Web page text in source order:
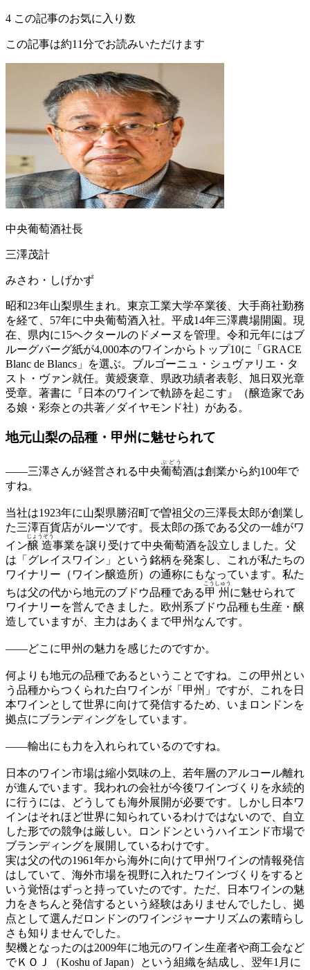
4 この記事のお気に入り数
この記事は約11分でお読みいただけます
中央葡萄酒社長
三澤茂計
みさわ・しげかず
昭和23年山梨県生まれ。東京工業大学卒業後、大手商社勤務
を経て、57年に中央葡萄酒入社。平成14年三澤農場開園。現
在、県内に15ヘクタールのドメーヌを管理。令和元年にはブ
ルーグバーグ紙が4,000本のワインからトップ10に「GRACE
Blanc de Blancs」を選ぶ。ブルゴーニュ・シュヴァリエ・タ
スト・ヴァン就任。黄綬褒章、県政功績者表彰、旭日双光章
受章。著書に『日本のワインで軌跡を起こす』（醸造家であ
る娘・彩奈との共著／ダイヤモンド社）がある。
地元山梨の品種・甲州に魅せられて
——三澤さんが経営される中央葡萄
ぶどう
酒は創業から約100年で
すね。
当社は1923年に山梨県勝沼町で曽祖父の三澤長太郎が創業し
た三澤百貨店がルーツです。長太郎の孫である父の一雄がワ
イン醸造
じょうぞう
事業を譲り受けて中央葡萄酒を設立しました。父
は「グレイスワイン」という銘柄を発案し、これが私たちの
ワイナリー（ワイン醸造所）の通称にもなっています。私た
ちは父の代から地元のブドウ品種である甲州
こうしゅう
に魅せられて
ワイナリーを営んできました。欧州系ブドウ品種も生産・醸
造していますが、主力はあくまで甲州なんです。
——どこに甲州の魅力を感じたのですか。
何よりも地元の品種であるということですね。この甲州とい
う品種からつくられた白ワインが「甲州」ですが、これを日
本ワインとして世界に向けて発信するため、いまロンドンを
拠点にブランディングをしています。
——輸出にも力を入れられているのですね。
日本のワイン市場は縮小気味の上、若年層のアルコール離れ
が進んでいます。我われの会社が今後ワインづくりを永続的
に行うには、どうしても海外展開が必要です。しかし日本ワ
インはそれほど世界に知られているわけではないので、自立
した形での競争は厳しい。ロンドンというハイエンド市場で
ブランディングを展開しているわけです。
実は父の代の1961年から海外に向けて甲州ワインの情報発信
はしていて、海外市場を視野に入れたワインづくりをすると
いう覚悟はずっと持っていたのです。ただ、日本ワインの魅
力をきちんと発信するという経験はありませんでしたし、拠
点として選んだロンドンのワインジャーナリズムの素晴らし
さも知りませんでした。
契機となったのは2009年に地元のワイン生産者や商工会など
でＫＯＪ（Koshu of Japan）という組織を結成し、翌年1月に